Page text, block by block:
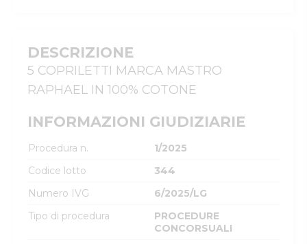
DESCRIZIONE
5 COPRILETTI MARCA MASTRO
RAPHAEL IN 100% COTONE
INFORMAZIONI GIUDIZIARIE
Procedura n.
1/2025
Codice lotto
344
Numero IVG
6/2025/LG
Tipo di procedura
PROCEDURE
CONCORSUALI